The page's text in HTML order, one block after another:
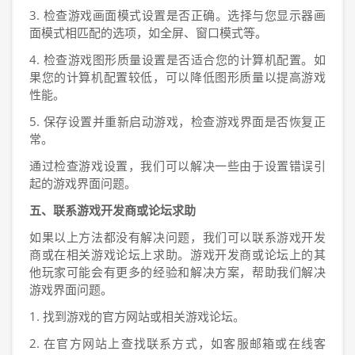
3. 检查游戏画面模式设置是否正确。选择与您显示器画
面模式相匹配的选项，如全屏、窗口模式等。
4. 检查游戏图形质量设置是否适合您的计算机配置。如
果您的计算机配置较低，可以降低图形质量以提高游戏
性能。
5. 保存设置并重新启动游戏，检查游戏界面是否恢复正
常。
通过检查游戏设置，我们可以解决一些由于设置错误引
起的游戏界面问题。
五、联系游戏开发商或论坛求助
如果以上方法都没有解决问题，我们可以联系游戏开发
商或在相关游戏论坛上求助。游戏开发商或论坛上的其
他玩家可能会有更多的经验和解决方案，帮助我们解决
游戏界面问题。
1. 找到游戏的官方网站或相关游戏论坛。
2. 在官方网站上查找联系方式，如客服邮箱或在线客